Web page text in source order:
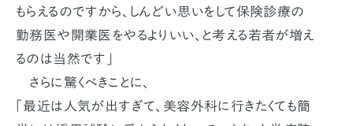
もらえるのですから、しんどい思いをして保険診療の
勤務医や開業医をやるよりいい、と考える若者が増え
るのは当然です」
さらに驚くべきことに、
「最近は人気が出すぎて、美容外科に行きたくても簡